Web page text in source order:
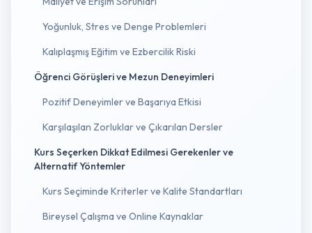
Yoğunluk, Stres ve Denge Problemleri
Kalıplaşmış Eğitim ve Ezbercilik Riski
Öğrenci Görüşleri ve Mezun Deneyimleri
Pozitif Deneyimler ve Başarıya Etkisi
Karşılaşılan Zorluklar ve Çıkarılan Dersler
Kurs Seçerken Dikkat Edilmesi Gerekenler ve
Alternatif Yöntemler
Kurs Seçiminde Kriterler ve Kalite Standartları
Bireysel Çalışma ve Online Kaynaklar